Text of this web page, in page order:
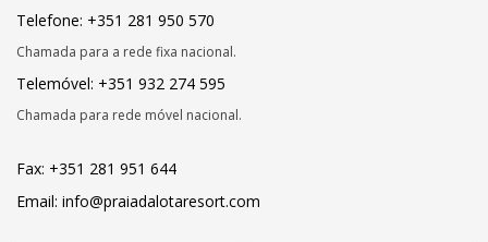
Telefone: +351 281 950 570
Chamada para a rede fixa nacional.
Telemóvel: +351 932 274 595
Chamada para rede móvel nacional.
Fax: +351 281 951 644
Email: info@praiadalotaresort.com